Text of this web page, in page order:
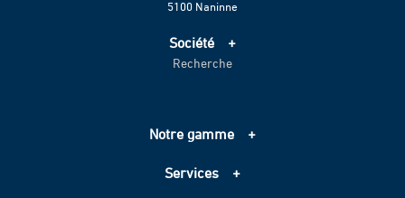
5100 Naninne
Société
Accueil
Échelle de performance CO2
Recherche
Notre gamme
Assainissement
Services